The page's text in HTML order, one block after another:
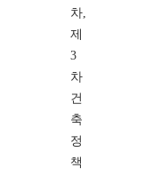
차,
제
3
차
건
축
정
책